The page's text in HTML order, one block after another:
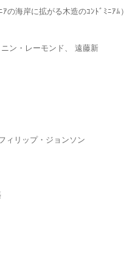
の海岸に拡がる木造のｺﾝﾄﾞﾐﾆｱﾑ）
ン・レーモンド、 遠藤新
リップ・ジョンソン